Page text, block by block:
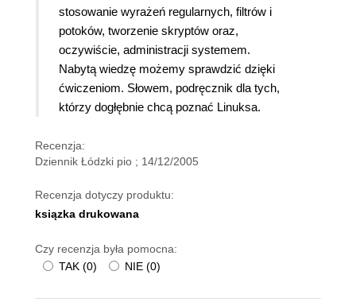
stosowanie wyrażeń regularnych, filtrów i
potoków, tworzenie skryptów oraz,
oczywiście, administracji systemem.
Nabytą wiedzę możemy sprawdzić dzięki
ćwiczeniom. Słowem, podręcznik dla tych,
którzy dogłębnie chcą poznać Linuksa.
Recenzja:
Dziennik Łódzki pio ; 14/12/2005
Recenzja dotyczy produktu:
ksiązka drukowana
Czy recenzja była pomocna:
TAK (0) NIE (0)